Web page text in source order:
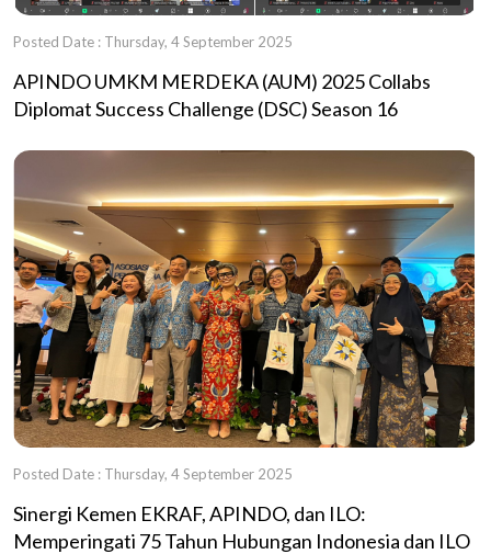
Posted Date : Thursday, 4 September 2025
APINDO UMKM MERDEKA (AUM) 2025 Collabs
Diplomat Success Challenge (DSC) Season 16
Posted Date : Thursday, 4 September 2025
Sinergi Kemen EKRAF, APINDO, dan ILO:
Memperingati 75 Tahun Hubungan Indonesia dan ILO